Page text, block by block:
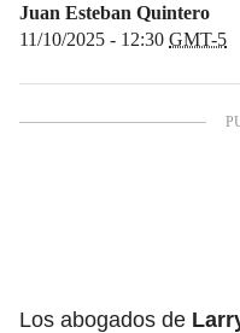
Juan Esteban Quintero
11/10/2025 - 12:30 GMT-5
Los abogados de